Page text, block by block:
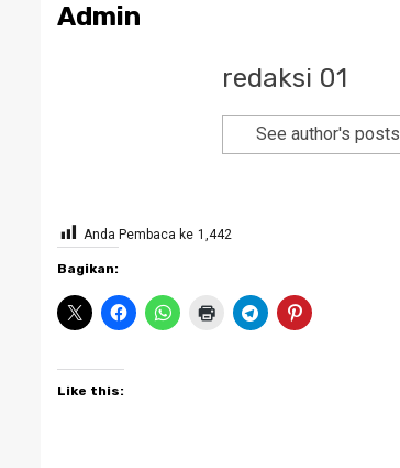
Admin
redaksi 01
See author's posts
Anda Pembaca ke 1,442
Bagikan:
Like this: